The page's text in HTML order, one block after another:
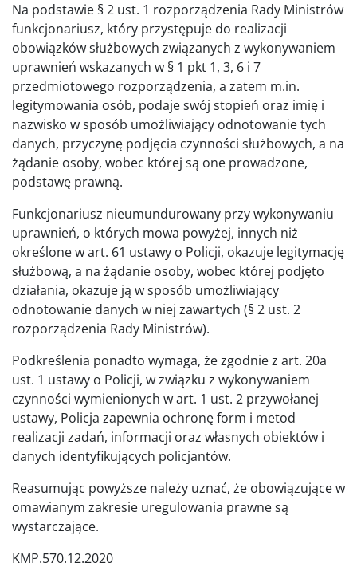
Na podstawie § 2 ust. 1 rozporządzenia Rady Ministrów
funkcjonariusz, który przystępuje do realizacji
obowiązków służbowych związanych z wykonywaniem
uprawnień wskazanych w § 1 pkt 1, 3, 6 i 7
przedmiotowego rozporządzenia, a zatem m.in.
legitymowania osób, podaje swój stopień oraz imię i
nazwisko w sposób umożliwiający odnotowanie tych
danych, przyczynę podjęcia czynności służbowych, a na
żądanie osoby, wobec której są one prowadzone,
podstawę prawną.
Funkcjonariusz nieumundurowany przy wykonywaniu
uprawnień, o których mowa powyżej, innych niż
określone w art. 61 ustawy o Policji, okazuje legitymację
służbową, a na żądanie osoby, wobec której podjęto
działania, okazuje ją w sposób umożliwiający
odnotowanie danych w niej zawartych (§ 2 ust. 2
rozporządzenia Rady Ministrów).
Podkreślenia ponadto wymaga, że zgodnie z art. 20a
ust. 1 ustawy o Policji, w związku z wykonywaniem
czynności wymienionych w art. 1 ust. 2 przywołanej
ustawy, Policja zapewnia ochronę form i metod
realizacji zadań, informacji oraz własnych obiektów i
danych identyfikujących policjantów.
Reasumując powyższe należy uznać, że obowiązujące w
omawianym zakresie uregulowania prawne są
wystarczające.
KMP.570.12.2020